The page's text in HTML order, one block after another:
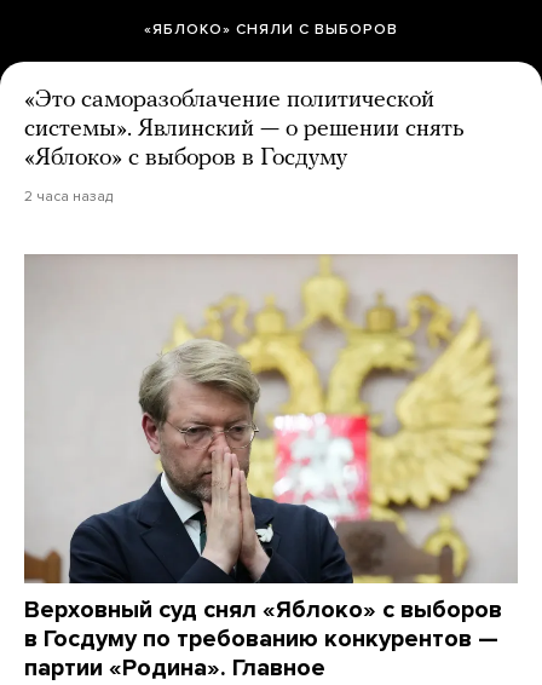
«ЯБЛОКО» СНЯЛИ С ВЫБОРОВ
«Это саморазоблачение политической
системы». Явлинский — о решении снять
«Яблоко» с выборов в Госдуму
2 часа назад
Верховный суд снял «Яблоко» с выборов
в Госдуму по требованию конкурентов —
партии «Родина». Главное